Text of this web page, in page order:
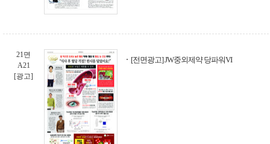
21면
A21
[광고]
[전면광고] JW중외제약 당파워VI